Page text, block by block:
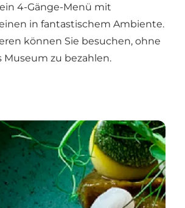
4-Gänge-Menü mit
in fantastischem Ambiente.
können Sie besuchen, ohne
Museum zu bezahlen.
Koldinghus